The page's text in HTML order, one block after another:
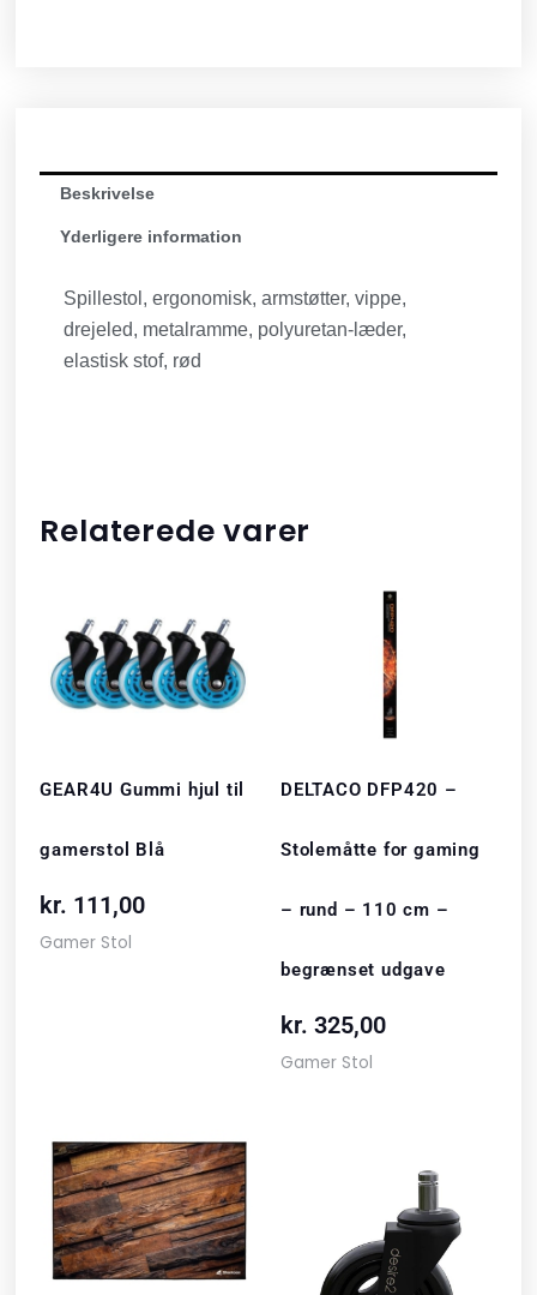
Beskrivelse
Yderligere information
Spillestol, ergonomisk, armstøtter, vippe,
drejeled, metalramme, polyuretan-læder,
elastisk stof, rød
Relaterede varer
GEAR4U Gummi hjul til
gamerstol Blå
kr. 111,00
Gamer Stol
DELTACO DFP420 –
Stolemåtte for gaming
– rund – 110 cm –
begrænset udgave
kr. 325,00
Gamer Stol